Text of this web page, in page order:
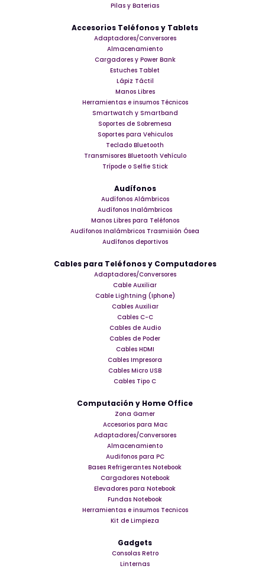
Pilas y Baterias
Accesorios Teléfonos y Tablets
Adaptadores/Conversores
Almacenamiento
Cargadores y Power Bank
Estuches Tablet
Lápiz Táctil
Manos Libres
Herramientas e insumos Técnicos
Smartwatch y Smartband
Soportes de Sobremesa
Soportes para Vehiculos
Teclado Bluetooth
Transmisores Bluetooth Vehículo
Trípode o Selfie Stick
Audífonos
Audífonos Alámbricos
Audífonos Inalámbricos
Manos Libres para Teléfonos
Audífonos Inalámbricos Trasmisión Ósea
Audífonos deportivos
Cables para Teléfonos y Computadores
Adaptadores/Conversores
Cable Auxiliar
Cable Lightning (Iphone)
Cables Auxiliar
Cables C-C
Cables de Audio
Cables de Poder
Cables HDMI
Cables Impresora
Cables Micro USB
Cables Tipo C
Computación y Home Office
Zona Gamer
Accesorios para Mac
Adaptadores/Conversores
Almacenamiento
Audifonos para PC
Bases Refrigerantes Notebook
Cargadores Notebook
Elevadores para Notebook
Fundas Notebook
Herramientas e insumos Tecnicos
Kit de Limpieza
Gadgets
Consolas Retro
Linternas